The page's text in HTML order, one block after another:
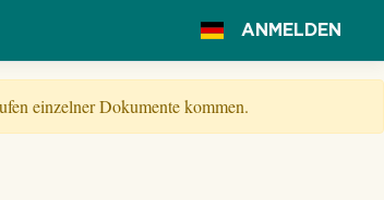
ANMELDEN
einzelner Dokumente kommen.